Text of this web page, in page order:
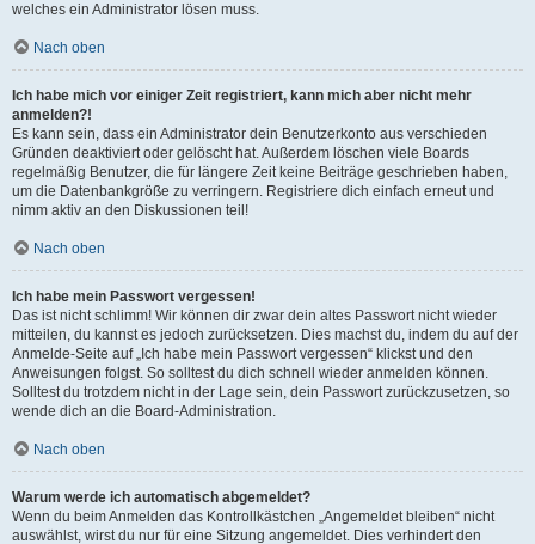
welches ein Administrator lösen muss.
Nach oben
Ich habe mich vor einiger Zeit registriert, kann mich aber nicht mehr
anmelden?!
Es kann sein, dass ein Administrator dein Benutzerkonto aus verschieden
Gründen deaktiviert oder gelöscht hat. Außerdem löschen viele Boards
regelmäßig Benutzer, die für längere Zeit keine Beiträge geschrieben haben,
um die Datenbankgröße zu verringern. Registriere dich einfach erneut und
nimm aktiv an den Diskussionen teil!
Nach oben
Ich habe mein Passwort vergessen!
Das ist nicht schlimm! Wir können dir zwar dein altes Passwort nicht wieder
mitteilen, du kannst es jedoch zurücksetzen. Dies machst du, indem du auf der
Anmelde-Seite auf „Ich habe mein Passwort vergessen“ klickst und den
Anweisungen folgst. So solltest du dich schnell wieder anmelden können.
Solltest du trotzdem nicht in der Lage sein, dein Passwort zurückzusetzen, so
wende dich an die Board-Administration.
Nach oben
Warum werde ich automatisch abgemeldet?
Wenn du beim Anmelden das Kontrollkästchen „Angemeldet bleiben“ nicht
auswählst, wirst du nur für eine Sitzung angemeldet. Dies verhindert den